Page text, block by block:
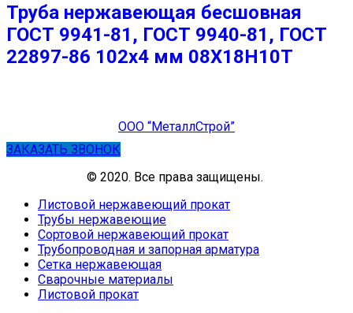
Труба нержавеющая бесшовная
ГОСТ 9941-81, ГОСТ 9940-81, ГОСТ
22897-86 102х4 мм 08Х18Н10Т
ООО “МеталлСтрой”
ЗАКАЗАТЬ ЗВОНОК
© 2020. Все права защищены.
Листовой нержавеющий прокат
Трубы нержавеющие
Сортовой нержавеющий прокат
Трубопроводная и запорная арматура
Сетка нержавеющая
Сварочные материалы
Листовой прокат